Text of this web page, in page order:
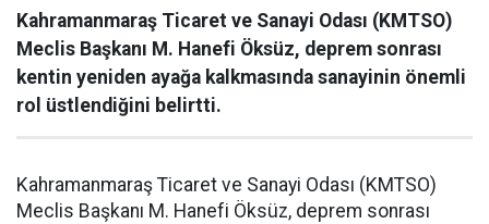
Kahramanmaraş Ticaret ve Sanayi Odası (KMTSO)
Meclis Başkanı M. Hanefi Öksüz, deprem sonrası
kentin yeniden ayağa kalkmasında sanayinin önemli
rol üstlendiğini belirtti.
Kahramanmaraş Ticaret ve Sanayi Odası (KMTSO)
Meclis Başkanı M. Hanefi Öksüz, deprem sonrası